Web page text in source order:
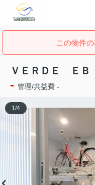
この物件
ＶＥＲＤＥ ＥＢ
- 管理/共益費 -
1/4